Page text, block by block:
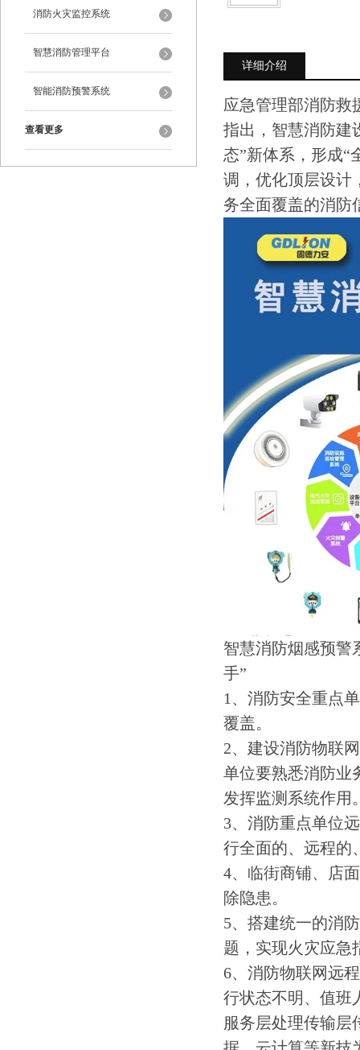
消防火灾监控系统
智慧消防管理平台
智能消防预警系统
查看更多
详细介绍
应急管理部消防救
指出，智慧消防建
态”新体系，形成“
调，优化顶层设计
务全面覆盖的消防
智慧消防烟感预警
手”
1、消防安全重点
覆盖。
2、建设消防物联
单位要熟悉消防业
发挥监测系统作用
3、消防重点单位
行全面的、远程的
4、临街商铺、店
除隐患。
5、搭建统一的消
题，实现火灾应急
6、消防物联网远
行状态不明、值班
服务层处理传输层